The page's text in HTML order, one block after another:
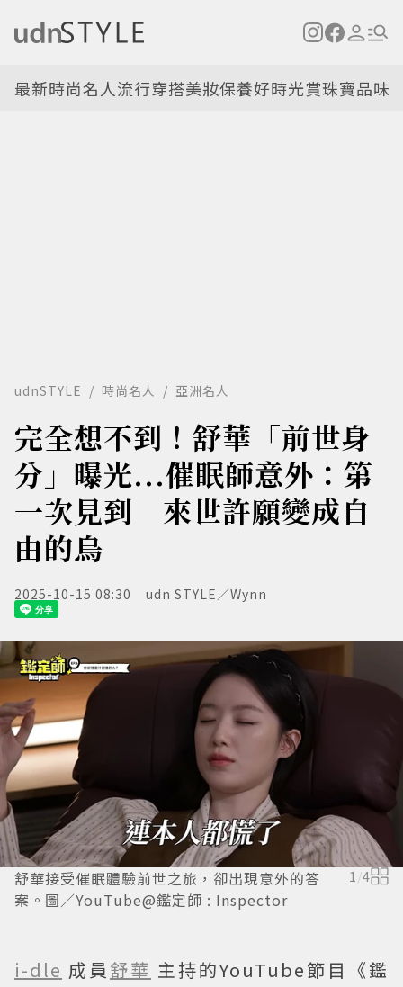
最新時尚名人流行穿搭美妝保養好時光賞珠寶品味
udnSTYLE 時尚名人 亞洲名人
完全想不到！舒華「前世身
分」曝光...催眠師意外：第
一次見到 來世許願變成自
由的鳥
2025-10-15 08:30 udn STYLE／Wynn
舒華接受催眠體驗前世之旅，卻出現意外的答
案。圖／YouTube@鑑定師 : Inspector
1 /4
i-dle 成員 舒華 主持的YouTube節目《鑑